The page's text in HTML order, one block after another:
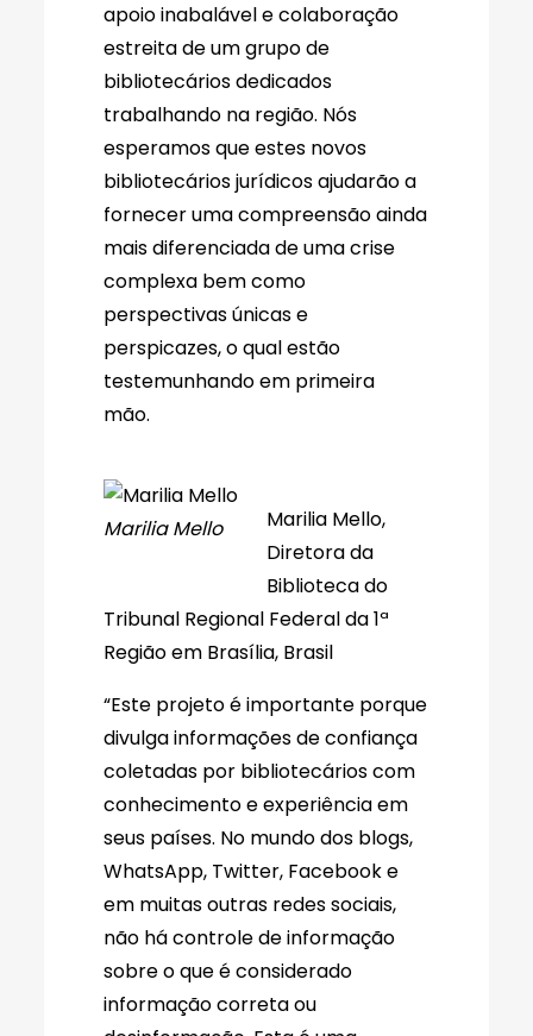
apoio inabalável e colaboração
estreita de um grupo de
bibliotecários dedicados
trabalhando na região. Nós
esperamos que estes novos
bibliotecários jurídicos ajudarão a
fornecer uma compreensão ainda
mais diferenciada de uma crise
complexa bem como
perspectivas únicas e
perspicazes, o qual estão
testemunhando em primeira
mão.
Marilia Mello
Marilia Mello,
Diretora da
Biblioteca do
Tribunal Regional Federal da 1ª
Região em Brasília, Brasil
“Este projeto é importante porque
divulga informações de confiança
coletadas por bibliotecários com
conhecimento e experiência em
seus países. No mundo dos blogs,
WhatsApp, Twitter, Facebook e
em muitas outras redes sociais,
não há controle de informação
sobre o que é considerado
informação correta ou